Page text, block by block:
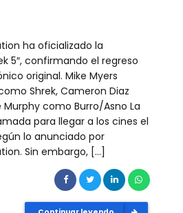
ha oficializado la
5″, confirmando el regreso
original. Mike Myers
Shrek, Cameron Diaz
Murphy como Burro/Asno La
para llegar a los cines el
lo anunciado por
Sin embargo, […]